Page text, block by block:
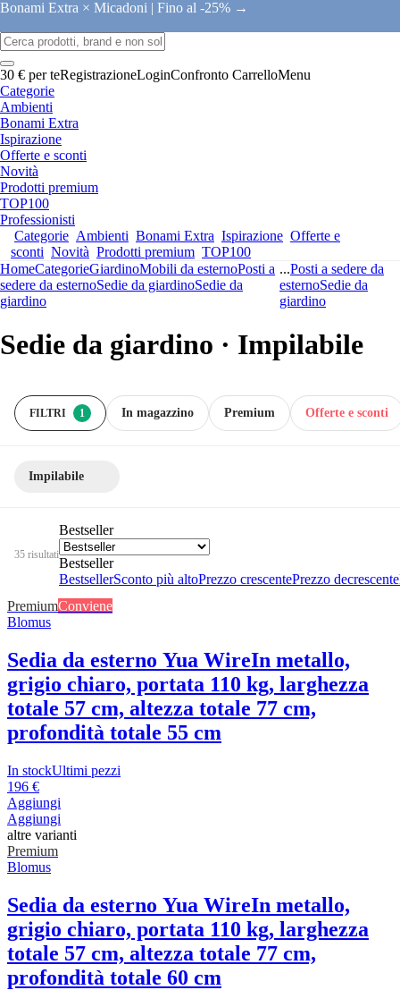
Bonami Extra × Micadoni | Fino al -25% →
30 € per teRegistrazioneLoginConfronto CarrelloMenu
Categorie
Ambienti
Bonami Extra
Ispirazione
Offerte e sconti
Novità
Prodotti premium
TOP100
Professionisti
Categorie Ambienti Bonami Extra Ispirazione Offerte e
sconti Novità Prodotti premium TOP100
HomeCategorieGiardinoMobili da esternoPosti a
sedere da esternoSedie da giardinoSedie da
giardino
...Posti a sedere da
esternoSedie da
giardino
Sedie da giardino · Impilabile
FILTRI 1 In magazzino Offerte e sconti
Premium
Impilabile
35 risultati
Bestseller
Bestseller
BestsellerSconto più altoPrezzo crescentePrezzo decrescente
PremiumConviene
Blomus
Sedia da esterno Yua WireIn metallo,
grigio chiaro, portata 110 kg, larghezza
totale 57 cm, altezza totale 77 cm,
profondità totale 55 cm
In stockUltimi pezzi
196 €
Aggiungi
Aggiungi
altre varianti
Premium
Blomus
Sedia da esterno Yua WireIn metallo,
grigio chiaro, portata 110 kg, larghezza
totale 57 cm, altezza totale 77 cm,
profondità totale 60 cm